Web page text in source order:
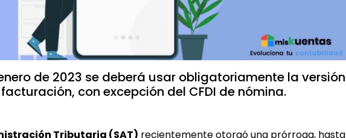
de 2023 se deberá usar obligatoriamente la versión
con excepción del CFDI de nómina.
Tributaria (SAT) recientemente otorgó una prórroga, hasta